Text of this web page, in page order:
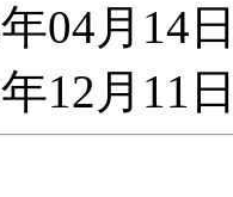
04月14
12月11